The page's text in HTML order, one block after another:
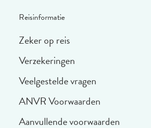
Reisinformatie
Zeker op reis
Verzekeringen
Veelgestelde vragen
ANVR Voorwaarden
Aanvullende voorwaarden